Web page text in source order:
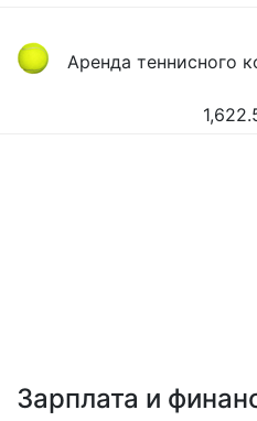
Аренда теннисного
Зарплата и